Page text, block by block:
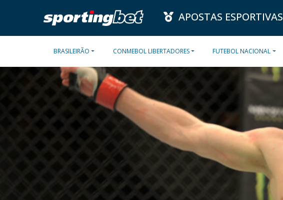
APOSTAS ESPORTIVAS
BRASILEIRÃO CONMEBOL LIBERTADORES FUTEBOL NACIONAL